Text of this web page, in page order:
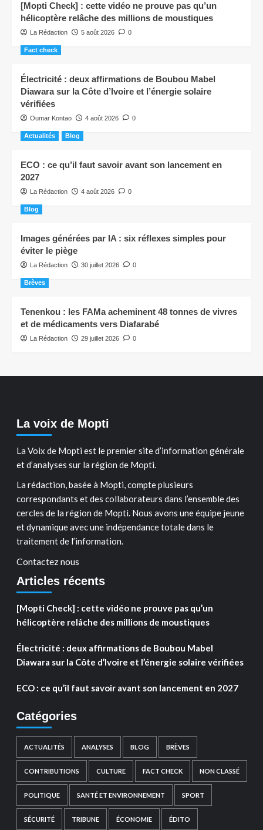
[Mopti Check] : cette vidéo ne prouve pas qu’un
hélicoptère relâche des millions de moustiques
La Rédaction 5 août 2026 0
Fact check
Électricité : deux affirmations de Boubou Mabel
Diawara sur la Côte d’Ivoire et l’énergie solaire
vérifiées
Oumar Kontao 4 août 2026 0
Actualités Blog
ECO : ce qu’il faut savoir avant son lancement en
2027
La Rédaction 4 août 2026 0
Blog
Images générées par IA : six réflexes simples pour
éviter le piège
La Rédaction 30 juillet 2026 0
Brèves
Tenenkou : les FAMa acheminent 48 tonnes de vivres
et de médicaments vers Diafarabé
La Rédaction 29 juillet 2026 0
La voix de Mopti
La Voix de Mopti est le premier site d’information générale
et d’analyses sur la région de Mopti.
La rédaction, basée à Mopti, compte plusieurs
correspondants et des collaborateurs dans l’ensemble des
cercles de la région de Mopti. Nous avons une équipe jeune
et dynamique avec une indépendance totale dans le
traitement de l’information.
Contactez nous
Articles récents
[Mopti Check] : cette vidéo ne prouve pas qu’un
hélicoptère relâche des millions de moustiques
Électricité : deux affirmations de Boubou Mabel
Diawara sur la Côte d’Ivoire et l’énergie solaire vérifiées
ECO : ce qu’il faut savoir avant son lancement en 2027
Catégories
ACTUALITÉS ANALYSES BLOG BRÈVES
CONTRIBUTIONS CULTURE FACT CHECK NON CLASSÉ
POLITIQUE SANTÉ ET ENVIRONNEMENT SPORT
SÉCURITÉ TRIBUNE ÉCONOMIE ÉDITO